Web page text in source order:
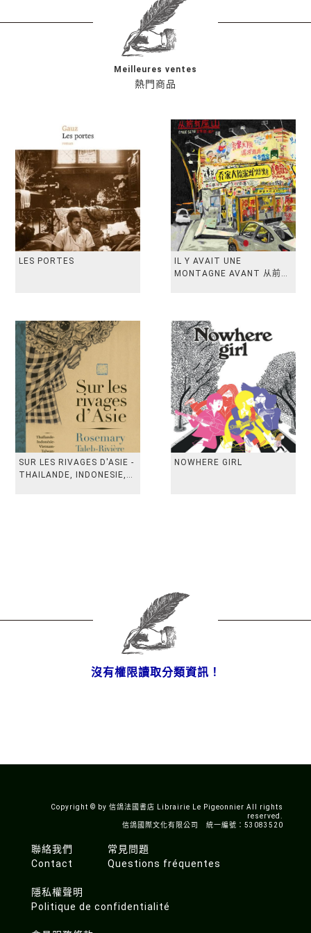
熱門商品
Meilleures ventes
LES PORTES
IL Y AVAIT UNE
MONTAGNE AVANT 从前有
SUR LES RIVAGES D'ASIE -
THAILANDE, INDONESIE,
NOWHERE GIRL
沒有權限讀取分類資訊！
Copyright © by 信鴿法國書店 Librairie Le Pigeonnier All rights
reserved.
信鴿國際文化有限公司 統一編號：53083520
聯絡我們
Contact
常見問題
Questions fréquentes
隱私權聲明
Politique de confidentialité